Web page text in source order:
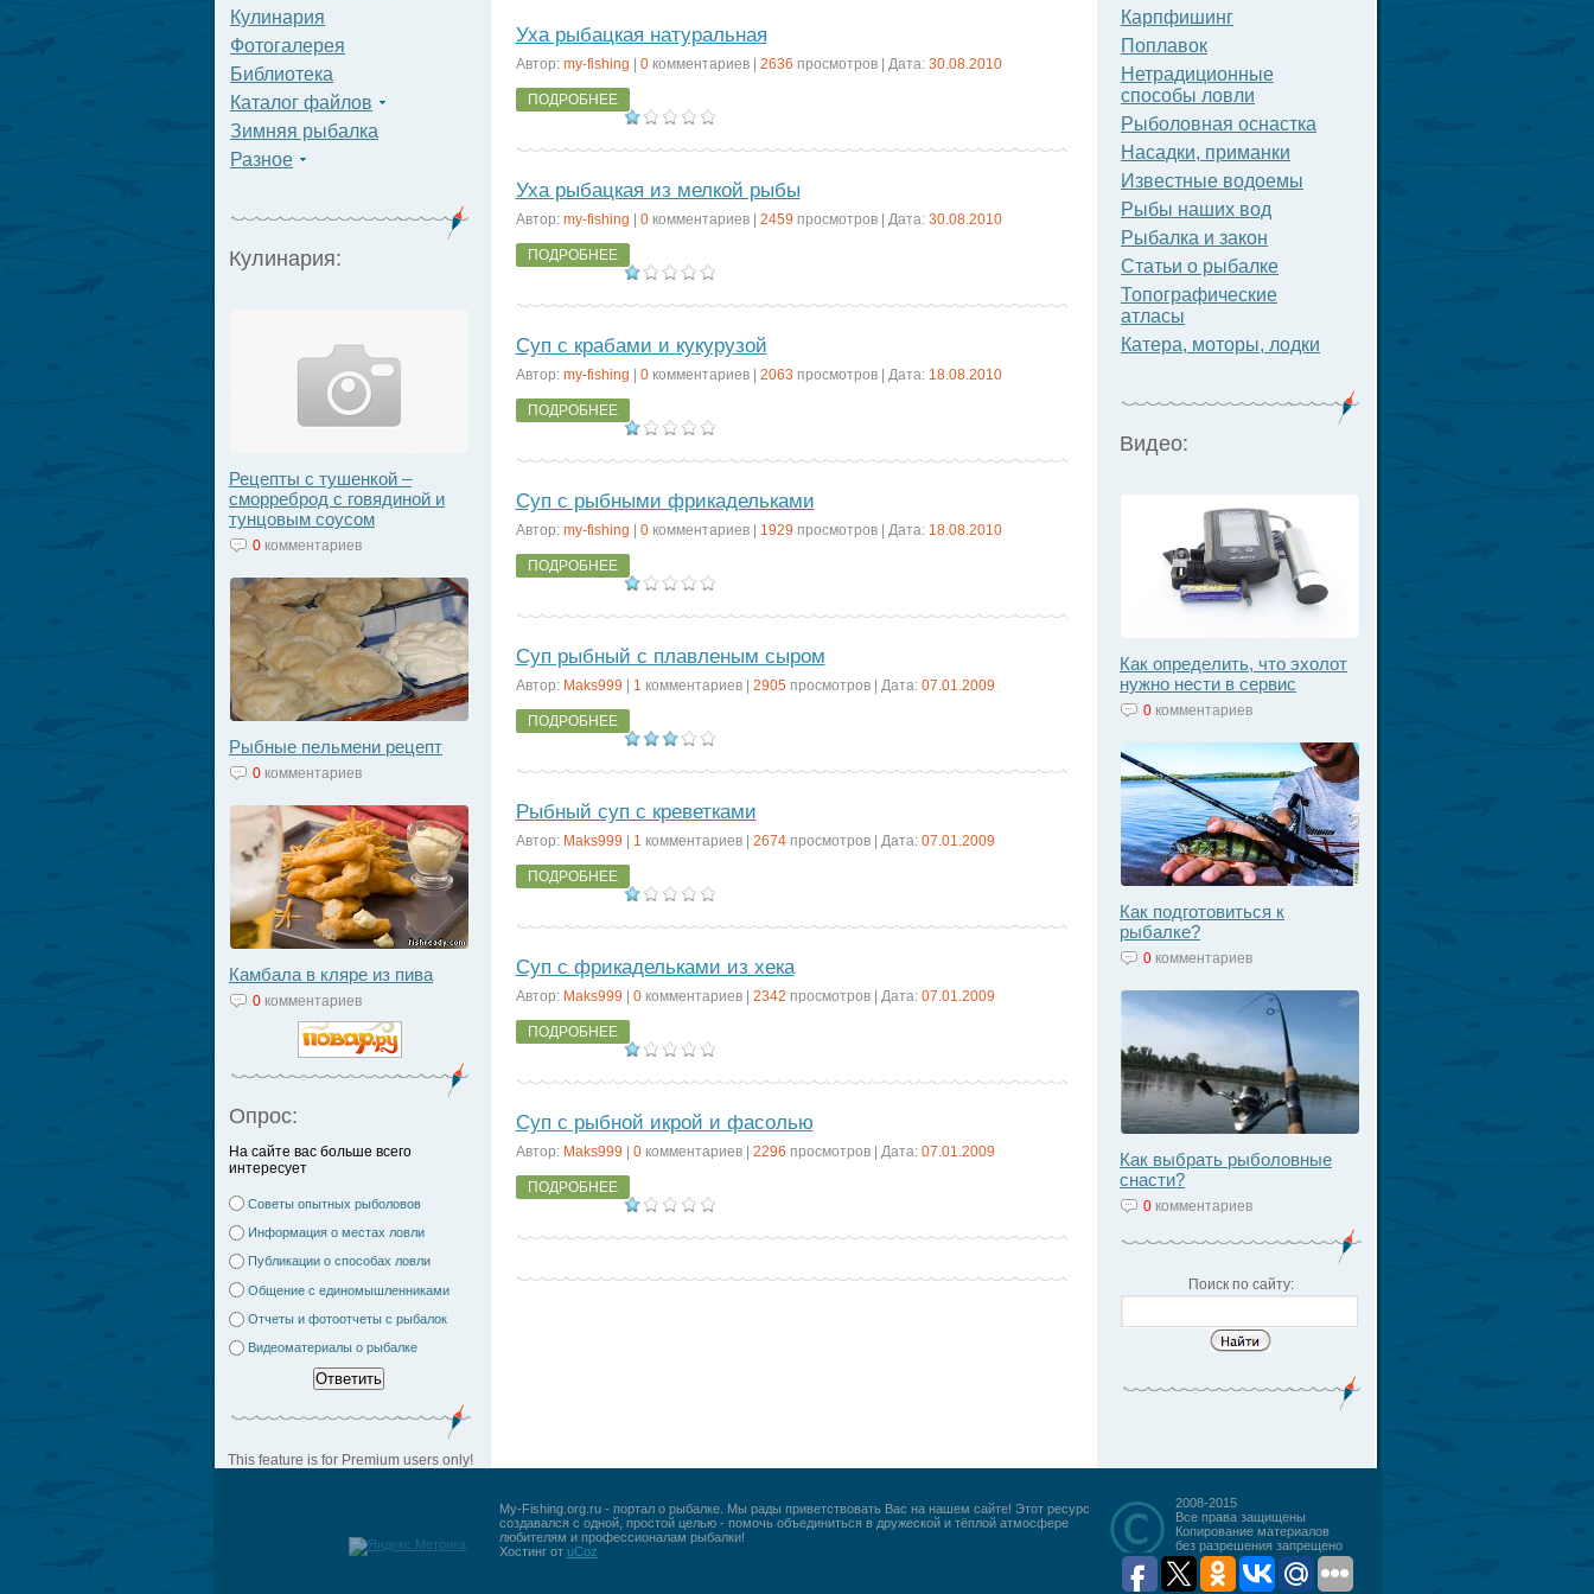
Кулинария
Фотогалерея
Библиотека
Каталог файлов
Зимняя рыбалка
Разное
Кулинария:
Рецепты с тушенкой –
сморреброд с говядиной и
тунцовым соусом
0 комментариев
Рыбные пельмени рецепт
0 комментариев
Камбала в кляре из пива
0 комментариев
Опрос:
На сайте вас больше всего
интересует
Советы опытных рыболовов
Информация о местах ловли
Публикации о способах ловли
Общение с единомышленниками
Отчеты и фотоотчеты с рыбалок
Видеоматериалы о рыбалке
This feature is for Premium users only!
Уха рыбацкая натуральная
Автор: my-fishing 0комментариев | 2636 просмотров | Дата: 30.08.2010
ПОДРОБНЕЕ
Уха рыбацкая из мелкой рыбы
Автор: my-fishing 0комментариев | 2459 просмотров | Дата: 30.08.2010
ПОДРОБНЕЕ
Суп с крабами и кукурузой
Автор: my-fishing 0комментариев | 2063 просмотров | Дата: 18.08.2010
ПОДРОБНЕЕ
Суп с рыбными фрикадельками
Автор: my-fishing 0комментариев | 1929 просмотров | Дата: 18.08.2010
ПОДРОБНЕЕ
Суп рыбный с плавленым сыром
Автор: Maks999 1 комментариев | 2905 просмотров | Дата: 07.01.2009
ПОДРОБНЕЕ
Рыбный суп с креветками
Автор: Maks999 1 комментариев | 2674просмотров | Дата: 07.01.2009
ПОДРОБНЕЕ
Суп с фрикадельками из хека
Автор: Maks999 0комментариев | 2342 просмотров | Дата: 07.01.2009
ПОДРОБНЕЕ
Суп с рыбной икрой и фасолью
Автор: Maks999 0комментариев | 2296 просмотров | Дата: 07.01.2009
ПОДРОБНЕЕ
Карпфишинг
Поплавок
Нетрадиционные
способы ловли
Рыболовная оснастка
Насадки, приманки
Известные водоемы
Рыбы наших вод
Рыбалка и закон
Статьи о рыбалке
Топографические
атласы
Катера, моторы, лодки
Видео:
Как определить, что эхолот
нужно нести в сервис
0 комментариев
Как подготовиться к
рыбалке?
0 комментариев
Как выбрать рыболовные
снасти?
0 комментариев
Поиск по сайту:
My-Fishing.org.ru - портал о рыбалке. Мы рады приветствовать Вас на нашем сайте! Этот ресурс
создавался с одной, простой целью - помочь объединиться в дружеской и тёплой атмосфере
любителям и профессионалам рыбалки!
Хостинг от uCoz
2008-2015
Все права защищены
Копирование материалов
без разрешения запрещено